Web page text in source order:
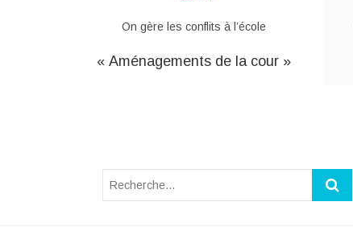
On gère les conflits à l’école
« Aménagements de la cour »